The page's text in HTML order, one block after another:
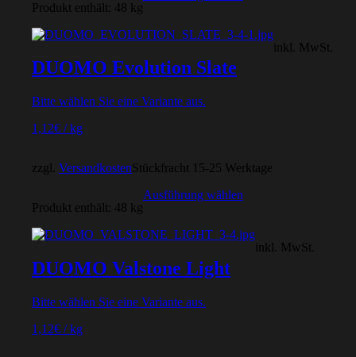
Produkt enthält: 48 kg
DUOMO Evolution Slate
Bitte wählen Sie eine Variante aus.
1,12€ /kg
inkl. MwSt.
zzgl. VersandkostenStückfracht 15-25 Werktage
Produkt enthält: 48 kg
Ausführung wählen
DUOMO Valstone Light
Bitte wählen Sie eine Variante aus.
1,12€ /kg
inkl. MwSt.